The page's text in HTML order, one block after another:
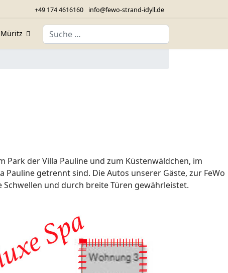
+49 174 4616160 info@fewo-strand-idyll.de
Müritz Suchen
der Villa Pauline und zum Küstenwäldchen, im
getrennt sind. Die Autos unserer Gäste, zur FeWo
Schwellen und durch breite Türen gewährleistet.